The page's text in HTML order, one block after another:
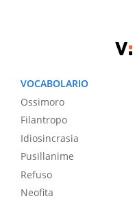
VOCABOLARIO
Ossimoro
Filantropo
Idiosincrasia
Pusillanime
Refuso
Neofita